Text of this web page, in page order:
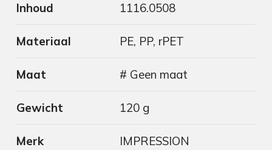
Inhoud 1116.0508
Materiaal PE, PP, rPET
Maat # Geen maat
Gewicht 120 g
Merk IMPRESSION